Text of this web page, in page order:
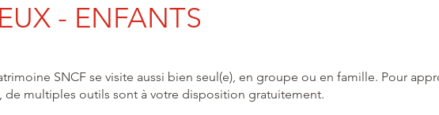
- ENFANTS
SNCF se visite aussi bien seul(e), en groupe ou en famille. Pour
de multiples outils sont à votre disposition gratuitement.